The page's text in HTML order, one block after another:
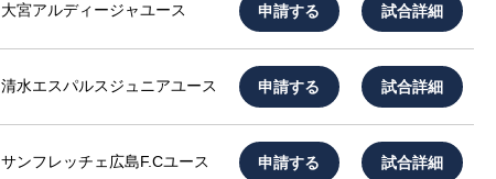
大宮アルディージャユース 申請する 試合詳細
清水エスパルスジュニアユース 申請する 試合詳細
サンフレッチェ広島F.Cユース 申請する 試合詳細